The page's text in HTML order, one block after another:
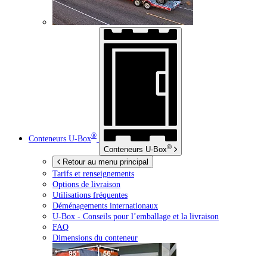
Conteneurs U-Box®
Conteneurs U-Box®
Retour au menu principal
Tarifs et renseignements
Options de livraison
Utilisations fréquentes
Déménagements internationaux
U-Box - Conseils pour l’emballage et la livraison
FAQ
Dimensions du conteneur